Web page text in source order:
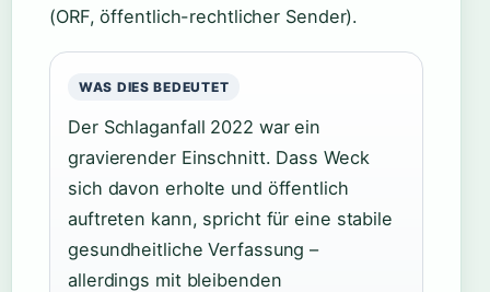
(ORF, öffentlich-rechtlicher Sender).
WAS DIES BEDEUTET
Der Schlaganfall 2022 war ein
gravierender Einschnitt. Dass Weck
sich davon erholte und öffentlich
auftreten kann, spricht für eine stabile
gesundheitliche Verfassung –
allerdings mit bleibenden